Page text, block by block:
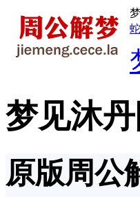
蛇
梦见沐丹
原版周公